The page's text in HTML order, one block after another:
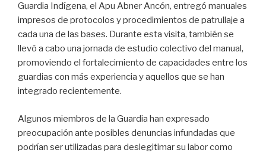
Guardia Indígena, el Apu Abner Ancón, entregó manuales
impresos de protocolos y procedimientos de patrullaje a
cada una de las bases. Durante esta visita, también se
llevó a cabo una jornada de estudio colectivo del manual,
promoviendo el fortalecimiento de capacidades entre los
guardias con más experiencia y aquellos que se han
integrado recientemente.
Algunos miembros de la Guardia han expresado
preocupación ante posibles denuncias infundadas que
podrían ser utilizadas para deslegitimar su labor como